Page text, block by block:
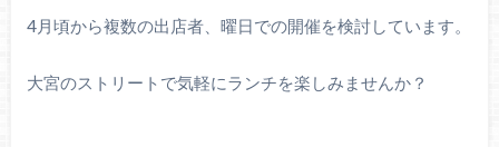
4月頃から複数の出店者、曜日での開催を検討しています。
大宮のストリートで気軽にランチを楽しみませんか？